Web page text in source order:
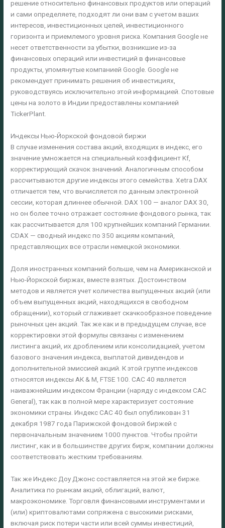
решение относительно финансовых продуктов или операций
и сами определяете, подходят ли они вам с учетом ваших
интересов, инвестиционных целей, инвестиционного
горизонта и приемлемого уровня риска. Компания Google не
несет ответственности за убытки, возникшие из-за
финансовых операций или инвестиций в финансовые
продукты, упомянутые компанией Google. Google не
рекомендует принимать решения об инвестициях,
руководствуясь исключительно этой информацией. Спотовые
цены на золото в Индии предоставлены компанией
TickerPlant.
Индексы Нью-Йоркской фондовой биржи
В случае изменения состава акций, входящих в индекс, его
значение умножается на специальный коэффициент Kf,
корректирующий скачок значений. Аналогичным способом
рассчитываются другие индексы этого семейства. Xetra DAX
отличается тем, что вычисляется по данным электронной
сессии, которая длиннее обычной. DAX 100 — аналог DAX 30,
но он более точно отражает состояние фондового рынка, так
как рассчитывается для 100 крупнейших компаний Германии.
CDAX — сводный индекс по 350 акциям компаний,
представляющих все отрасли немецкой экономики.
Доля иностранных компаний больше, чем на Американской и
Нью-Йоркской биржах, вместе взятых. Достоинством
методов и является учет количества выпущенных акций (или
объем выпущенных акций, находящихся в свободном
обращении), который сглаживает скачкообразное поведение
рыночных цен акций. Так же как и в предыдущем случае, все
корректировки этой формулы связаны с изменением
листинга акций, их дроблением или консолидацией, учетом
базового значения индекса, выплатой дивидендов и
дополнительной эмиссией акций. К этой группе индексов
относятся индексы АК & М, FTSE 100. CAC 40 является
наиважнейшим индексом Франции (наряду с индексом CAC
General), так как в полной мере характеризует состояние
экономики страны. Индекс CAC 40 был опубликован 31
декабря 1987 года Парижской фондовой биржей с
первоначальным значением 1000 пунктов. Чтобы пройти
листинг, как и в большинстве других бирж, компании должны
соответствовать жестким требованиям.
Так же Индекс Доу Джонс составляется на этой же бирже.
Аналитика по рынкам акций, облигаций, валют,
макроэкономике. Торговля финансовыми инструментами и
(или) криптовалютами сопряжена с высокими рисками,
включая риск потери части или всей суммы инвестиций,